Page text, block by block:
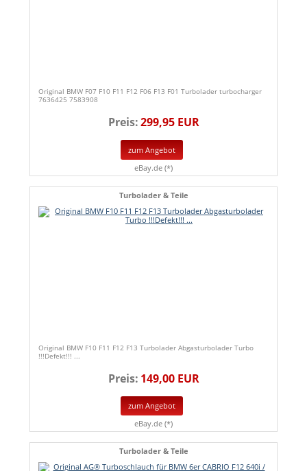
Original BMW F07 F10 F11 F12 F06 F13 F01 Turbolader turbocharger
7636425 7583908
Preis:299,95 EUR
zum Angebot
eBay.de (*)
Turbolader & Teile
Original BMW F10 F11 F12 F13 Turbolader Abgasturbolader Turbo
!!!Defekt!!! ...
Preis: 149,00 EUR
zum Angebot
eBay.de (*)
Turbolader & Teile